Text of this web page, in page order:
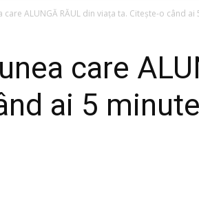
care ALUNGĂ RĂUL din viața ta. Citește-o când ai
care
ai 5